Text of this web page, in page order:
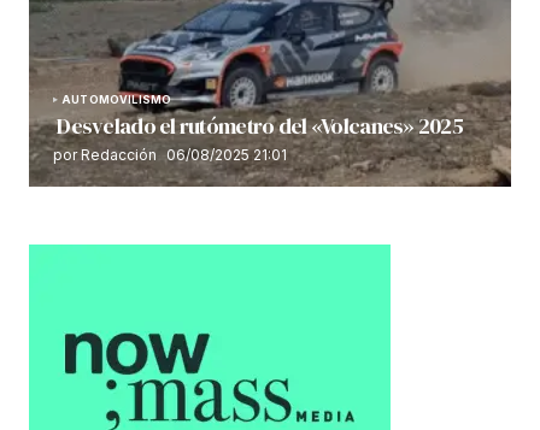
AUTOMOVILISMO
Desvelado el rutómetro del «Volcanes» 2025
por Redacción 06/08/2025 21:01